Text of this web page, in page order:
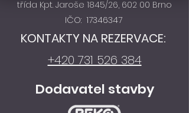
třída Kpt. Jaroše 1845/26, 602 00 Brno
IČO: 17346347
KONTAKTY NA REZERVACE:
+420 731 526 384
Dodavatel stavby
reklamy.